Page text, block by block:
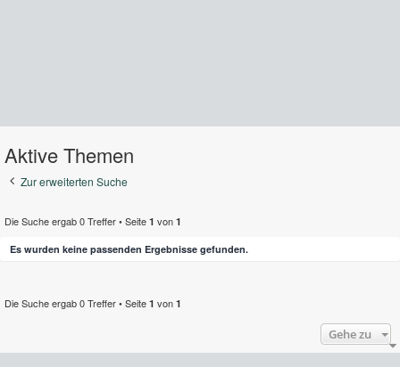
Aktive Themen
Zur erweiterten Suche
Die Suche ergab 0 Treffer • Seite 1 von 1
Es wurden keine passenden Ergebnisse gefunden.
Die Suche ergab 0 Treffer • Seite 1 von 1
Gehe zu